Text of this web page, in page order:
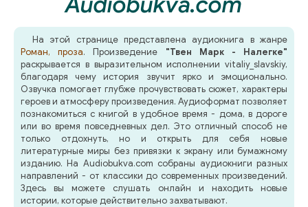
На этой странице представлена аудиокнига в жанре
Роман, проза. Произведение "Твен Марк - Налегке"
раскрывается в выразительном исполнении vitaliy_slavskiy,
благодаря чему история звучит ярко и эмоционально.
Озвучка помогает глубже прочувствовать сюжет, характеры
героев и атмосферу произведения. Аудиоформат позволяет
познакомиться с книгой в удобное время - дома, в дороге
или во время повседневных дел. Это отличный способ не
только отдохнуть, но и открыть для себя новые
литературные миры без привязки к экрану или бумажному
изданию. На Audiobukva.com собраны аудиокниги разных
направлений - от классики до современных произведений.
Здесь вы можете слушать онлайн и находить новые
истории, которые действительно захватывают.